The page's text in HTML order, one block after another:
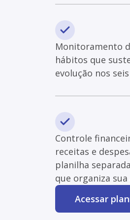
Monitoramento
hábitos que
evolução nos
Controle
receitas e
planilha
que organiza sua
Acessar